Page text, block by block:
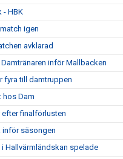
- HBK
igen
avklarad
inför Mallbacken
fyra till damtruppen
hos Dam
finalförlusten
inför säsongen
Hallvärmländskan spelade